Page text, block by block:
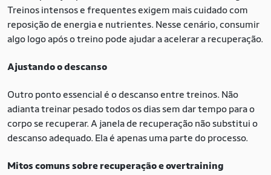
Treinos intensos e frequentes exigem mais cuidado com
reposição de energia e nutrientes. Nesse cenário, consumir
algo logo após o treino pode ajudar a acelerar a recuperação.
Ajustando o descanso
Outro ponto essencial é o descanso entre treinos. Não
adianta treinar pesado todos os dias sem dar tempo para o
corpo se recuperar. A janela de recuperação não substitui o
descanso adequado. Ela é apenas uma parte do processo.
Mitos comuns sobre recuperação e overtraining